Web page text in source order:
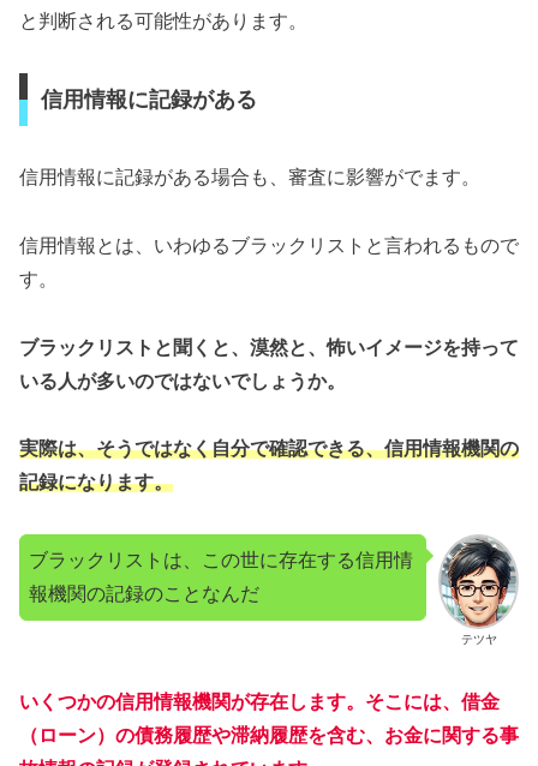
と判断される可能性があります。
信用情報に記録がある
信用情報に記録がある場合も、審査に影響がでます。
信用情報とは、いわゆるブラックリストと言われるもので
す。
ブラックリストと聞くと、漠然と、怖いイメージを持って
いる人が多いのではないでしょうか。
実際は、そうではなく自分で確認できる、信用情報機関の
記録になります。
テツヤ
ブラックリストは、この世に存在する信用情
報機関の記録のことなんだ
いくつかの信用情報機関が存在します。そこには、借金
（ローン）の債務履歴や滞納履歴を含む、お金に関する事